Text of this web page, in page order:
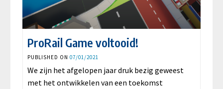
ProRail Game voltooid!
PUBLISHED ON 07/01/2021
We zijn het afgelopen jaar druk bezig geweest
met het ontwikkelen van een toekomst